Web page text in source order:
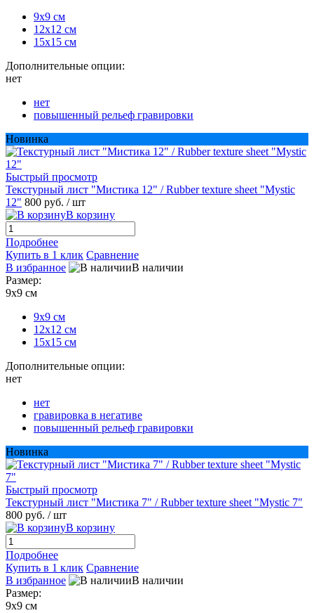
9х9 см
12х12 см
15х15 см
Дополнительные опции:
нет
нет
повышенный рельеф гравировки
Новинка
Быстрый просмотр
Текстурный лист "Мистика 12" / Rubber texture sheet "Mystic
12" 800 руб. / шт
В корзину
Подробнее
Купить в 1 клик Сравнение
В избранное
В наличии
Размер:
9х9 см
9х9 см
12х12 см
15х15 см
Дополнительные опции:
нет
нет
гравировка в негативе
повышенный рельеф гравировки
Новинка
Быстрый просмотр
Текстурный лист "Мистика 7" / Rubber texture sheet "Mystic 7"
800 руб. / шт
В корзину
Подробнее
Купить в 1 клик Сравнение
В избранное
В наличии
Размер:
9х9 см